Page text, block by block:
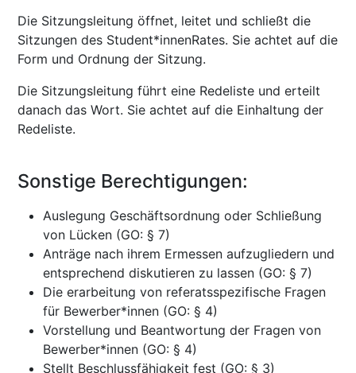
Die Sitzungsleitung öffnet, leitet und schließt die
Sitzungen des Student*innenRates. Sie achtet auf die
Form und Ordnung der Sitzung.
Die Sitzungsleitung führt eine Redeliste und erteilt
danach das Wort. Sie achtet auf die Einhaltung der
Redeliste.
Sonstige Berechtigungen:
Auslegung Geschäftsordnung oder Schließung
von Lücken (GO: § 7)
Anträge nach ihrem Ermessen aufzugliedern und
entsprechend diskutieren zu lassen (GO: § 7)
Die erarbeitung von referatsspezifische Fragen
für Bewerber*innen (GO: § 4)
Vorstellung und Beantwortung der Fragen von
Bewerber*innen (GO: § 4)
Stellt Beschlussfähigkeit fest (GO: § 3)